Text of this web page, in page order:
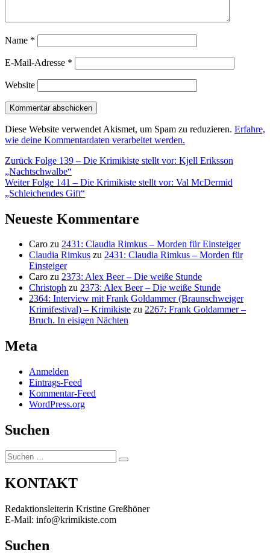
Name *
E-Mail-Adresse *
Website
Diese Website verwendet Akismet, um Spam zu reduzieren. Erfahre,
wie deine Kommentardaten verarbeitet werden.
Beitragsnavigation
Zurück Vorheriger
Beitrag:
Folge 139 – Die Krimikiste stellt vor: Kjell Eriksson
„Nachtschwalbe“
Weiter Nächster
Beitrag:
Folge 141 – Die Krimikiste stellt vor: Val McDermid
„Schleichendes Gift“
Neueste Kommentare
Caro zu 2431: Claudia Rimkus – Morden für Einsteiger
Claudia Rimkus zu 2431: Claudia Rimkus – Morden für
Einsteiger
Caro zu 2373: Alex Beer – Die weiße Stunde
Christoph zu 2373: Alex Beer – Die weiße Stunde
2364: Interview mit Frank Goldammer (Braunschweiger
Krimifestival) – Krimikiste zu 2267: Frank Goldammer –
Bruch. In eisigen Nächten
Meta
Anmelden
Eintrags-Feed
Kommentar-Feed
WordPress.org
Suchen
Suchen
nach:
Suchen
KONTAKT
Redaktionsleiterin Kristine Greßhöner
E-Mail: info@krimikiste.com
Suchen